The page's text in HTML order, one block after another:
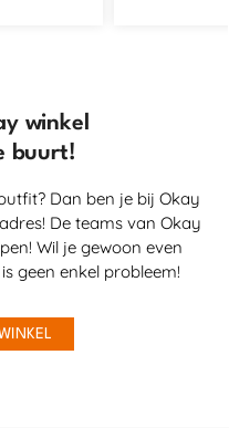
winkel
buurt!
Dan ben je bij Okay
De teams van Okay
Wil je gewoon even
geen enkel probleem!